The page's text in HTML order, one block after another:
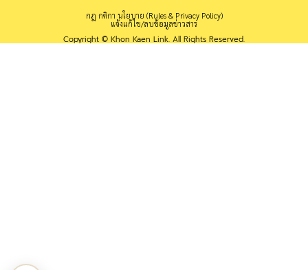
กฎ กติกา นโยบาย (Rules & Privacy Policy)
แจ้งแก้ไข/ลบข้อมูลข่าวสาร
Copyright © Khon Kaen Link. All Rights Reserved.